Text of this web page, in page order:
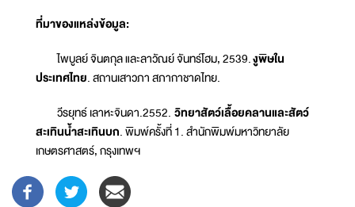
ที่มาของแหล่งข้อมูล:
ไพบูลย์ จินตกุล และลาวัณย์ จันทร์โฮม, 2539.งูพิษใน
ประเทศไทย. สถานเสาวภา สภากาชาดไทย.
วีรยุทธ์ เลาหะจินดา.2552. วิทยาสัตว์เลื้อยคลานและสัตว์
สะเทินน้ำสะเทินบก. พิมพ์ครั้งที่ 1. สำนักพิมพ์มหาวิทยาลัย
เกษตรศาสตร์, กรุงเทพฯ